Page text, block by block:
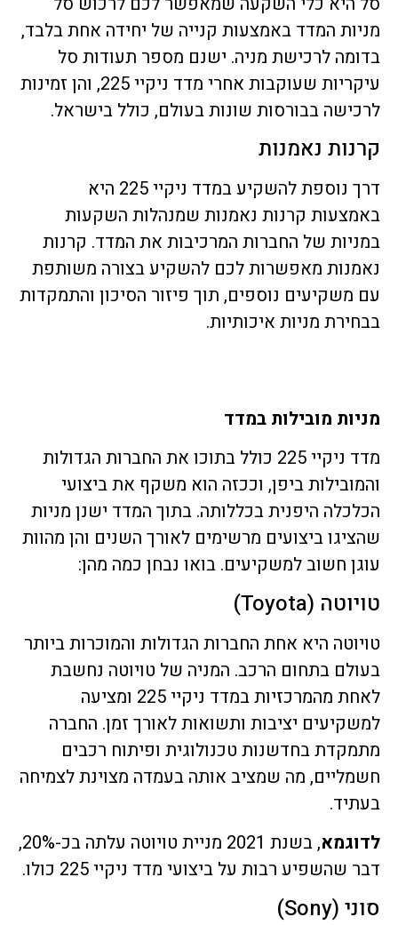
מניות המדד באמצעות קנייה של יחידה אחת בלבד,
בדומה לרכישת מניה. ישנם מספר תעודות סל
עיקריות שעוקבות אחרי מדד ניקיי 225, והן זמינות
לרכישה בבורסות שונות בעולם, כולל בישראל.
קרנות נאמנות
דרך נוספת להשקיע במדד ניקיי 225 היא
באמצעות קרנות נאמנות שמנהלות השקעות
במניות של החברות המרכיבות את המדד. קרנות
נאמנות מאפשרות לכם להשקיע בצורה משותפת
עם משקיעים נוספים, תוך פיזור הסיכון והתמקדות
בבחירת מניות איכותיות.
מניות מובילות במדד
מדד ניקיי 225 כולל בתוכו את החברות הגדולות
והמובילות ביפן, וככזה הוא משקף את ביצועי
הכלכלה היפנית בכללותה. בתוך המדד ישנן מניות
שהציגו ביצועים מרשימים לאורך השנים והן מהוות
עוגן חשוב למשקיעים. בואו נבחן כמה מהן:
טויוטה (Toyota)
טויוטה היא אחת החברות הגדולות והמוכרות ביותר
בעולם בתחום הרכב. המניה של טויוטה נחשבת
לאחת מהמרכזיות במדד ניקיי 225 ומציעה
למשקיעים יציבות ותשואות לאורך זמן. החברה
מתמקדת בחדשנות טכנולוגית ופיתוח רכבים
חשמליים, מה שמציב אותה בעמדה מצוינת לצמיחה
בעתיד.
לדוגמא
, בשנת 2021 מניית טויוטה עלתה בכ-20%,
דבר שהשפיע רבות על ביצועי מדד ניקיי 225 כולו.
סוני (Sony)